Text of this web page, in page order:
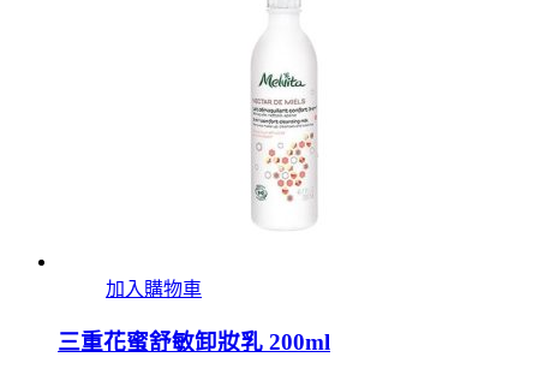
加入購物車
三重花蜜舒敏卸妝乳 200ml